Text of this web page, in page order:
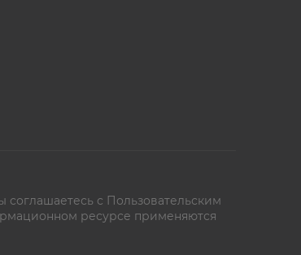
с Пользовательским
ресурсе применяются